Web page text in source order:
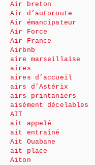
Air breton
Air d’autoroute
Air émancipateur
Air Force
Air France
Airbnb
aire marseillaise
aires
aires d’accueil
airs d’Astérix
airs printaniers
aisément décelables
AIT
ait appelé
ait entraîné
Ait Ouabane
ait place
Aiton